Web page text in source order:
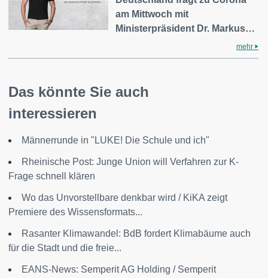
am Mittwoch mit
Ministerpräsident Dr. Markus…
mehr
Das könnte Sie auch
interessieren
Männerrunde in "LUKE! Die Schule und ich"
Rheinische Post: Junge Union will Verfahren zur K-
Frage schnell klären
Wo das Unvorstellbare denkbar wird / KiKA zeigt
Premiere des Wissensformats...
Rasanter Klimawandel: BdB fordert Klimabäume auch
für die Stadt und die freie...
EANS-News: Semperit AG Holding / Semperit